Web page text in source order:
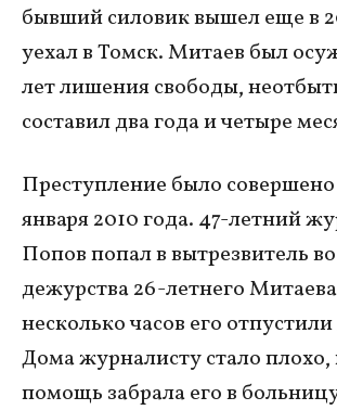
бывший силовик вышел еще в
уехал в Томск. Митаев был
лет лишения свободы,
составил два года и четыре
Преступление было
января 2010 года. 47-летний
Попов попал в вытрезвитель
дежурства 26-летнего
несколько часов его
Дома журналисту стало плохо,
помощь забрала его в